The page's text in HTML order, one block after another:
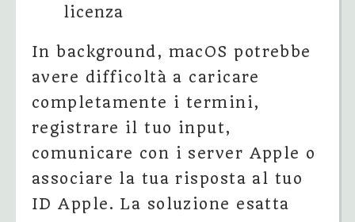
licenza
In background, macOS potrebbe
avere difficoltà a caricare
completamente i termini,
registrare il tuo input,
comunicare con i server Apple o
associare la tua risposta al tuo
ID Apple. La soluzione esatta